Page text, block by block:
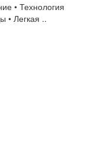
• Технология
• Легкая ..